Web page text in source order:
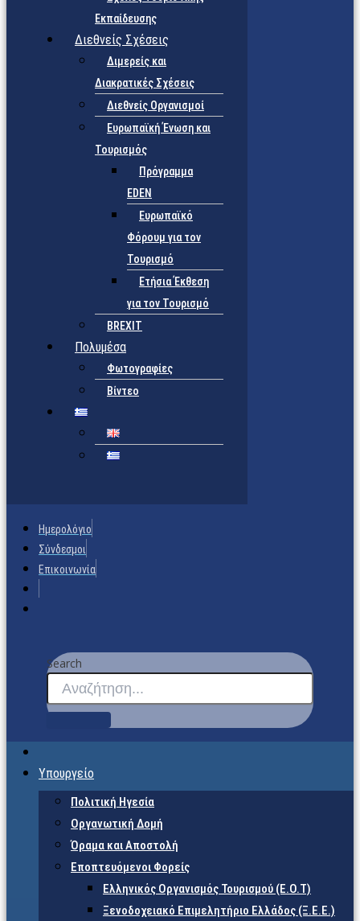
Εκπαίδευσης
Διεθνείς Σχέσεις
Διμερείς και
Διακρατικές Σχέσεις
Διεθνείς Οργανισμοί
Ευρωπαϊκή Ένωση και
Τουρισμός
Πρόγραμμα
EDEN
Ευρωπαϊκό
Φόρουμ για τον
Τουρισμό
Ετήσια Έκθεση
για τον Τουρισμό
BREXIT
Πολυμέσα
Φωτογραφίες
Βίντεο
Ημερολόγιο
Σύνδεσμοι
Επικοινωνία
Search
Υπουργείο
Πολιτική Ηγεσία
Οργανωτική Δομή
Όραμα και Αποστολή
Εποπτευόμενοι Φορείς
Eλληνικός Οργανισμός Τουρισμού (Ε.Ο.Τ)
Ξενοδοχειακό Επιμελητήριο Ελλάδος (Ξ.Ε.Ε.)